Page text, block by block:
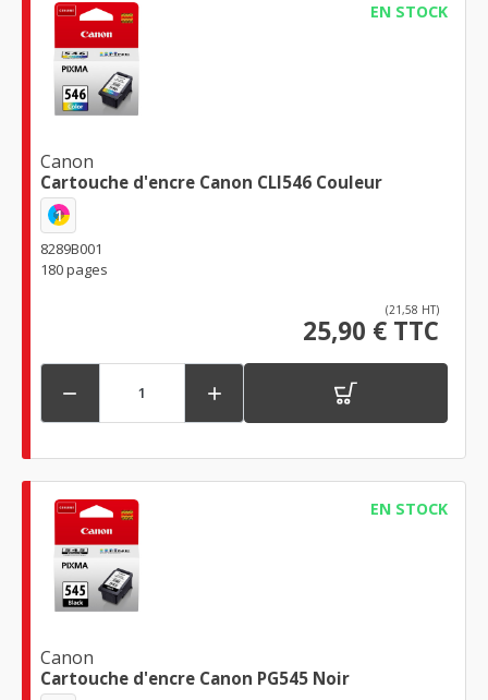
EN STOCK
Canon
Cartouche d'encre Canon CLI546 Couleur
1
8289B001
180 pages
(21,58 HT)
25,90 € TTC
 
EN STOCK
Canon
Cartouche d'encre Canon PG545 Noir